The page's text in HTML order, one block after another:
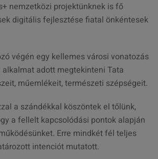
nemzetközi projektünknek is fő
digitális fejlesztése fiatal önkéntesek
végén egy kellemes városi vonatozás
adott megtekinteni Tata
műemlékeit, természeti szépségeit.
a szándékkal köszöntek el tőlünk,
a fellelt kapcsolódási pontok alapján
Erre mindkét fél teljes
intenciót mutatott.